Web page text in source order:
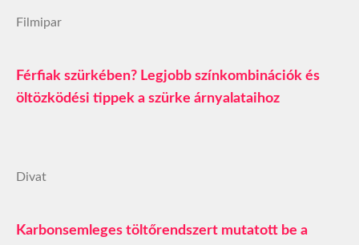
Filmipar
Férfiak szürkében? Legjobb színkombinációk és
öltözködési tippek a szürke árnyalataihoz
Divat
Karbonsemleges töltőrendszert mutatott be a